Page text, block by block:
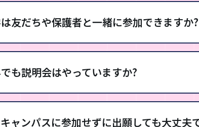
友だちや保護者と一緒に参加できますか?
も説明会はやっていますか?
ャンパスに参加せずに出願しても大丈夫